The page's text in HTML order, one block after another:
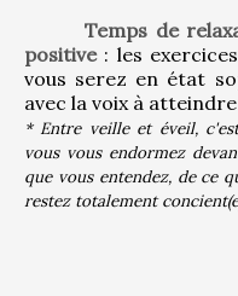
Temps de
positive : les
vous serez en état
avec la voix à
* Entre veille et éveil,
vous vous endormez
que vous entendez, de ce
restez totalement